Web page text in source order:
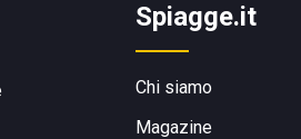
Spiagge.it
Chi siamo
Magazine